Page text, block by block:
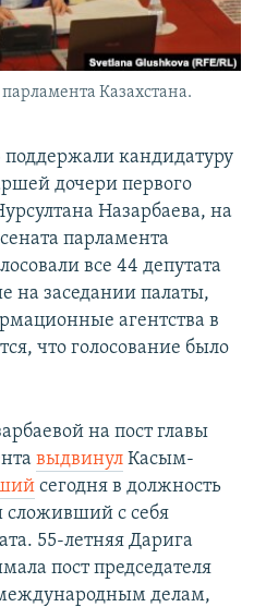
Казахстана.
кандидатуру
дочери первого
Назарбаева, на
парламента
все 44 депутата
на заседании палаты,
агентства в
что голосование было
на пост главы
выдвинул Касым-
сегодня в должность
сложивший с себя
55-летняя Дарига
пост председателя
делам,